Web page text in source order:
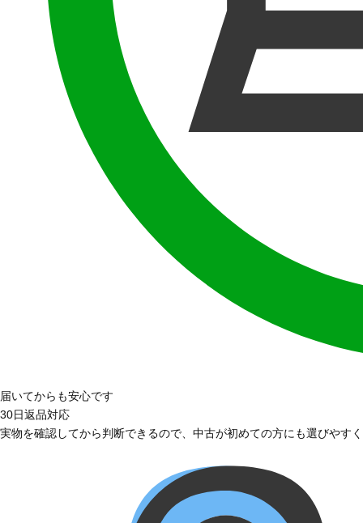
届いてからも安心です
30日返品対応
実物を確認してから判断できるので、中古が初めての方にも選びやす